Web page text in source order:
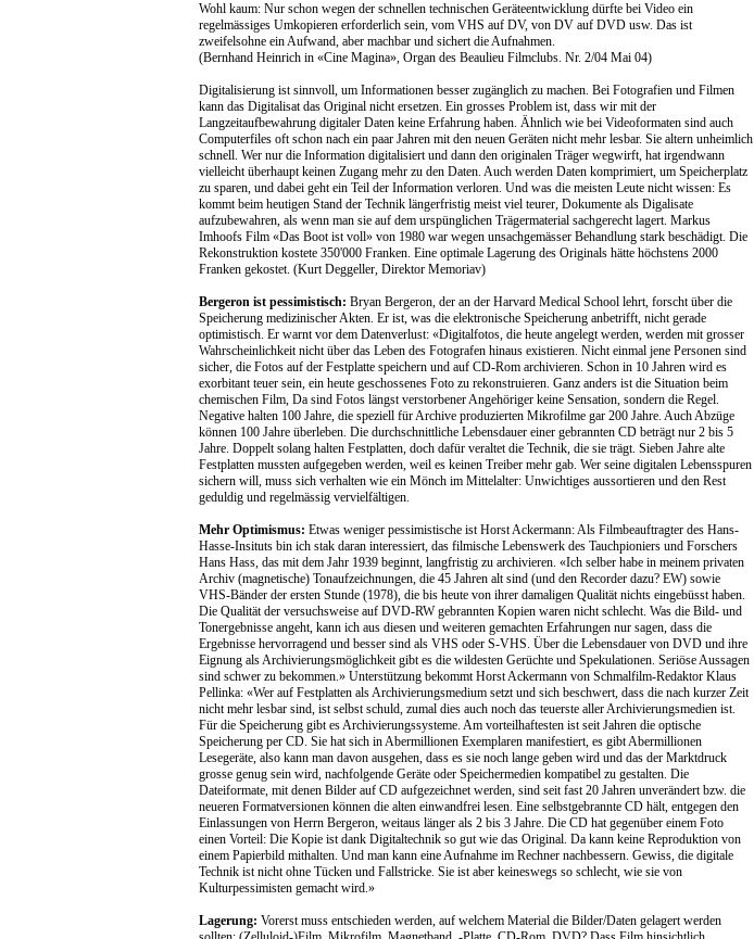
Wohl kaum: Nur schon wegen der schnellen technischen Geräteentwicklung dürfte bei Video ein
regelmässiges Umkopieren erforderlich sein, vom VHS auf DV, von DV auf DVD usw. Das ist
zweifelsohne ein Aufwand, aber machbar und sichert die Aufnahmen.
(Bernhand Heinrich in «Cine Magina», Organ des Beaulieu Filmclubs. Nr. 2/04 Mai 04)
Digitalisierung ist sinnvoll, um Informationen besser zugänglich zu machen. Bei Fotografien und Filmen
kann das Digitalisat das Original nicht ersetzen. Ein grosses Problem ist, dass wir mit der
Langzeitaufbewahrung digitaler Daten keine Erfahrung haben. Ähnlich wie bei Videoformaten sind auch
Computerfiles oft schon nach ein paar Jahren mit den neuen Geräten nicht mehr lesbar. Sie altern unheimlich
schnell. Wer nur die Information digitalisiert und dann den originalen Träger wegwirft, hat irgendwann
vielleicht überhaupt keinen Zugang mehr zu den Daten. Auch werden Daten komprimiert, um Speicherplatz
zu sparen, und dabei geht ein Teil der Information verloren. Und was die meisten Leute nicht wissen: Es
kommt beim heutigen Stand der Technik längerfristig meist viel teurer, Dokumente als Digalisate
aufzubewahren, als wenn man sie auf dem urspünglichen Trägermaterial sachgerecht lagert. Markus
Imhoofs Film «Das Boot ist voll» von 1980 war wegen unsachgemässer Behandlung stark beschädigt. Die
Rekonstruktion kostete 350'000 Franken. Eine optimale Lagerung des Originals hätte höchstens 2000
Franken gekostet. (Kurt Deggeller, Direktor Memoriav)
Bergeron ist pessimistisch: Bryan Bergeron, der an der Harvard Medical School lehrt, forscht über die
Speicherung medizinischer Akten. Er ist, was die elektronische Speicherung anbetrifft, nicht gerade
optimistisch. Er warnt vor dem Datenverlust: «Digitalfotos, die heute angelegt werden, werden mit grosser
Wahrscheinlichkeit nicht über das Leben des Fotografen hinaus existieren. Nicht einmal jene Personen sind
sicher, die Fotos auf der Festplatte speichern und auf CD-Rom archivieren. Schon in 10 Jahren wird es
exorbitant teuer sein, ein heute geschossenes Foto zu rekonstruieren. Ganz anders ist die Situation beim
chemischen Film, Da sind Fotos längst verstorbener Angehöriger keine Sensation, sondern die Regel.
Negative halten 100 Jahre, die speziell für Archive produzierten Mikrofilme gar 200 Jahre. Auch Abzüge
können 100 Jahre überleben. Die durchschnittliche Lebensdauer einer gebrannten CD beträgt nur 2 bis 5
Jahre. Doppelt solang halten Festplatten, doch dafür veraltet die Technik, die sie trägt. Sieben Jahre alte
Festplatten mussten aufgegeben werden, weil es keinen Treiber mehr gab. Wer seine digitalen Lebensspuren
sichern will, muss sich verhalten wie ein Mönch im Mittelalter: Unwichtiges aussortieren und den Rest
geduldig und regelmässig vervielfältigen.
Mehr Optimismus: Etwas weniger pessimistische ist Horst Ackermann: Als Filmbeauftragter des Hans-
Hasse-Insituts bin ich stak daran interessiert, das filmische Lebenswerk des Tauchpioniers und Forschers
Hans Hass, das mit dem Jahr 1939 beginnt, langfristig zu archivieren. «Ich selber habe in meinem privaten
Archiv (magnetische) Tonaufzeichnungen, die 45 Jahren alt sind (und den Recorder dazu? EW) sowie
VHS-Bänder der ersten Stunde (1978), die bis heute von ihrer damaligen Qualität nichts eingebüsst haben.
Die Qualität der versuchsweise auf DVD-RW gebrannten Kopien waren nicht schlecht. Was die Bild- und
Tonergebnisse angeht, kann ich aus diesen und weiteren gemachten Erfahrungen nur sagen, dass die
Ergebnisse hervorragend und besser sind als VHS oder S-VHS. Über die Lebensdauer von DVD und ihre
Eignung als Archivierungsmöglichkeit gibt es die wildesten Gerüchte und Spekulationen. Seriöse Aussagen
sind schwer zu bekommen.» Unterstützung bekommt Horst Ackermann von Schmalfilm-Redaktor Klaus
Pellinka: «Wer auf Festplatten als Archivierungsmedium setzt und sich beschwert, dass die nach kurzer Zeit
nicht mehr lesbar sind, ist selbst schuld, zumal dies auch noch das teuerste aller Archivierungsmedien ist.
Für die Speicherung gibt es Archivierungssysteme. Am vorteilhaftesten ist seit Jahren die optische
Speicherung per CD. Sie hat sich in Abermillionen Exemplaren manifestiert, es gibt Abermillionen
Lesegeräte, also kann man davon ausgehen, dass es sie noch lange geben wird und das der Marktdruck
grosse genug sein wird, nachfolgende Geräte oder Speichermedien kompatibel zu gestalten. Die
Dateiformate, mit denen Bilder auf CD aufgezeichnet werden, sind seit fast 20 Jahren unverändert bzw. die
neueren Formatversionen können die alten einwandfrei lesen. Eine selbstgebrannte CD hält, entgegen den
Einlassungen von Herrn Bergeron, weitaus länger als 2 bis 3 Jahre. Die CD hat gegenüber einem Foto
einen Vorteil: Die Kopie ist dank Digitaltechnik so gut wie das Original. Da kann keine Reproduktion von
einem Papierbild mithalten. Und man kann eine Aufnahme im Rechner nachbessern. Gewiss, die digitale
Technik ist nicht ohne Tücken und Fallstricke. Sie ist aber keineswegs so schlecht, wie sie von
Kulturpessimisten gemacht wird.»
Lagerung: Vorerst muss entschieden werden, auf welchem Material die Bilder/Daten gelagert werden